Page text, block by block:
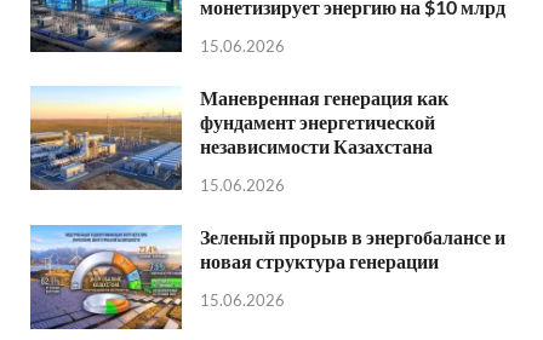
монетизирует энергию на $10 млрд
15.06.2026
Маневренная генерация как
фундамент энергетической
независимости Казахстана
15.06.2026
Зеленый прорыв в энергобалансе и
новая структура генерации
15.06.2026